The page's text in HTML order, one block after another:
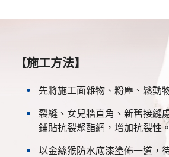
【施工方法】
先將施工面雜物、粉塵、鬆動
裂縫、女兒牆直角、新舊接縫
鋪貼抗裂聚酯網，增加抗裂性。
以金絲猴防水底漆塗佈一道，